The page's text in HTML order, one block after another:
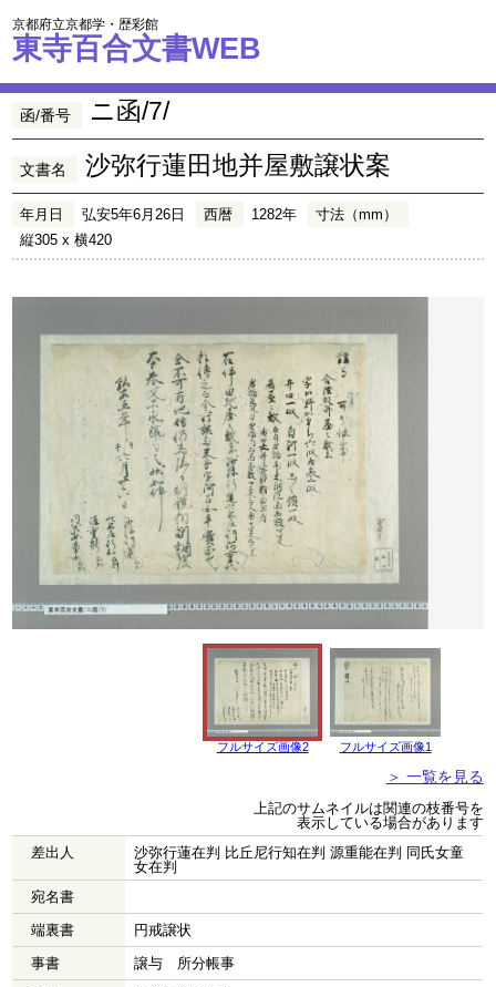
京都府立京都学・歴彩館
東寺百合文書WEB
函/番号 ニ函/7/
文書名 沙弥行蓮田地并屋敷譲状案
年月日 弘安5年6月26日 西暦 1282年
寸法（mm）
縦305 x 横420
フルサイズ画像2 フルサイズ画像1
＞ 一覧を見る
上記のサムネイルは関連の枝番号を
表示している場合があります
差出人
沙弥行蓮在判 比丘尼行知在判 源重能在判 同氏女童
女在判
宛名書
端裏書
円戒譲状
事書
譲与 所分帳事